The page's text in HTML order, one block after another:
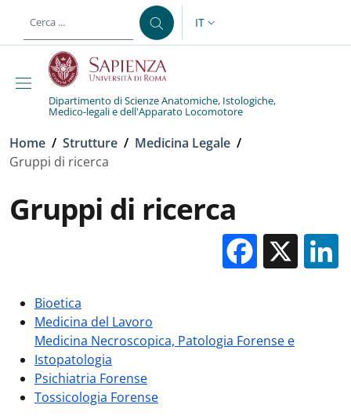
al contenuto principale
SELETTORE LINGUA:
IT
Dipartimento di Scienze Anatomiche, Istologiche,
Medico-legali e dell'Apparato Locomotore
Briciole di pane
Home / Strutture / Medicina Legale /
Gruppi di ricerca
Gruppi di ricerca
X
Bioetica
Medicina del Lavoro
Medicina Necroscopica, Patologia Forense e
Istopatologia
Psichiatria Forense
Tossicologia Forense